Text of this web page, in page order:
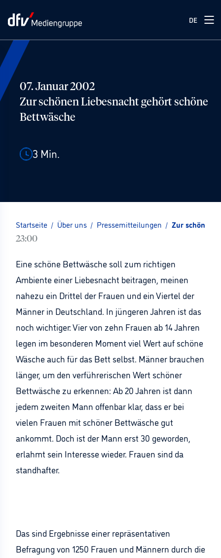
DE
07. Januar 2002
Zur schönen Liebesnacht gehört schöne
Bettwäsche
3 Min.
Startseite / Über uns / Pressemitteilungen / Zur schönen
23:00
Eine schöne Bettwäsche soll zum richtigen
Ambiente einer Liebesnacht beitragen, meinen
nahezu ein Drittel der Frauen und ein Viertel der
Männer in Deutschland. In jüngeren Jahren ist das
noch wichtiger: Vier von zehn Frauen ab 14 Jahren
legen im besonderen Moment viel Wert auf schöne
Wäsche auch für das Bett selbst. Männer brauchen
länger, um den verführerischen Wert schöner
Bettwäsche zu erkennen: Ab 20 Jahren ist dann
jedem zweiten Mann offenbar klar, dass er bei
vielen Frauen mit schöner Bettwäsche gut
ankommt. Doch ist der Mann erst 30 geworden,
erlahmt sein Interesse wieder. Frauen sind da
standhafter.
Das sind Ergebnisse einer repräsentativen
Befragung von 1250 Frauen und Männern durch die